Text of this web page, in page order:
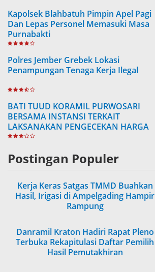
Kapolsek Blahbatuh Pimpin Apel Pagi
Dan Lepas Personel Memasuki Masa
Purnabakti
Polres Jember Grebek Lokasi
Penampungan Tenaga Kerja Ilegal
BATI TUUD KORAMIL PURWOSARI
BERSAMA INSTANSI TERKAIT
LAKSANAKAN PENGECEKAN HARGA
SEMBAKO
Postingan Populer
Kerja Keras Satgas TMMD Buahkan
Hasil, Irigasi di Ampelgading Hampir
Rampung
Danramil Kraton Hadiri Rapat Pleno
Terbuka Rekapitulasi Daftar Pemilih
Hasil Pemutakhiran